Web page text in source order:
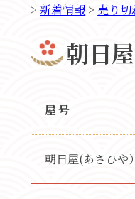
>新着情報 >売り切
朝日
屋号
朝日屋(あさひや）